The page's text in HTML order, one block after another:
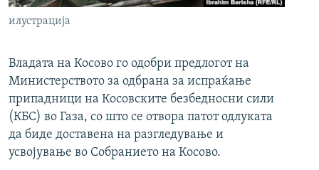
илустрација
Владата на Косово го одобри предлогот на
Министерството за одбрана за испраќање
припадници на Косовските безбедносни сили
(КБС) во Газа, со што се отвора патот одлуката
да биде доставена на разгледување и
усвојување во Собранието на Косово.